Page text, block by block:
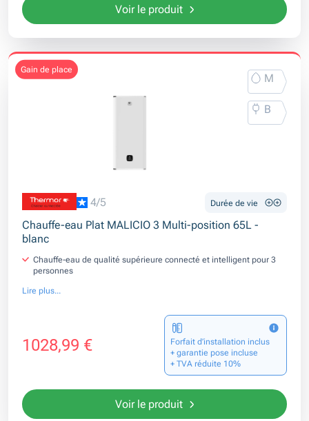
Voir le produit
gain de place
M
B
4/5 Durée de vie
Chauffe-eau Plat MALICIO 3 Multi-position 65L -
blanc
Chauffe-eau de qualité supérieure connecté et intelligent pour 3
personnes
Lire plus...
1028,99 €
Forfait d’installation inclus
+ garantie pose incluse
+ TVA réduite 10%
Voir le produit